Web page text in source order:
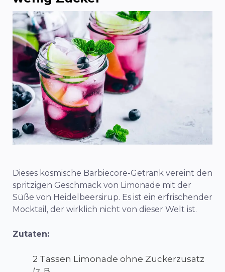
Dieses kosmische Barbiecore-Getränk vereint den
spritzigen Geschmack von Limonade mit der
Süße von Heidelbeersirup. Es ist ein erfrischender
Mocktail, der wirklich nicht von dieser Welt ist.
Zutaten:
2 Tassen Limonade ohne Zuckerzusatz